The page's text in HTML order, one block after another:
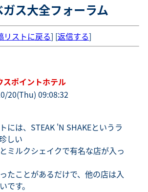
ガス大全フォーラム
リストに戻る] [返信する]
スポイントホテル
20(Thu) 09:08:32
には、STEAK 'N SHAKEというラ
しい
ミルクシェイクで有名な店が入っ
たことがあるだけで、他の店は入
です。